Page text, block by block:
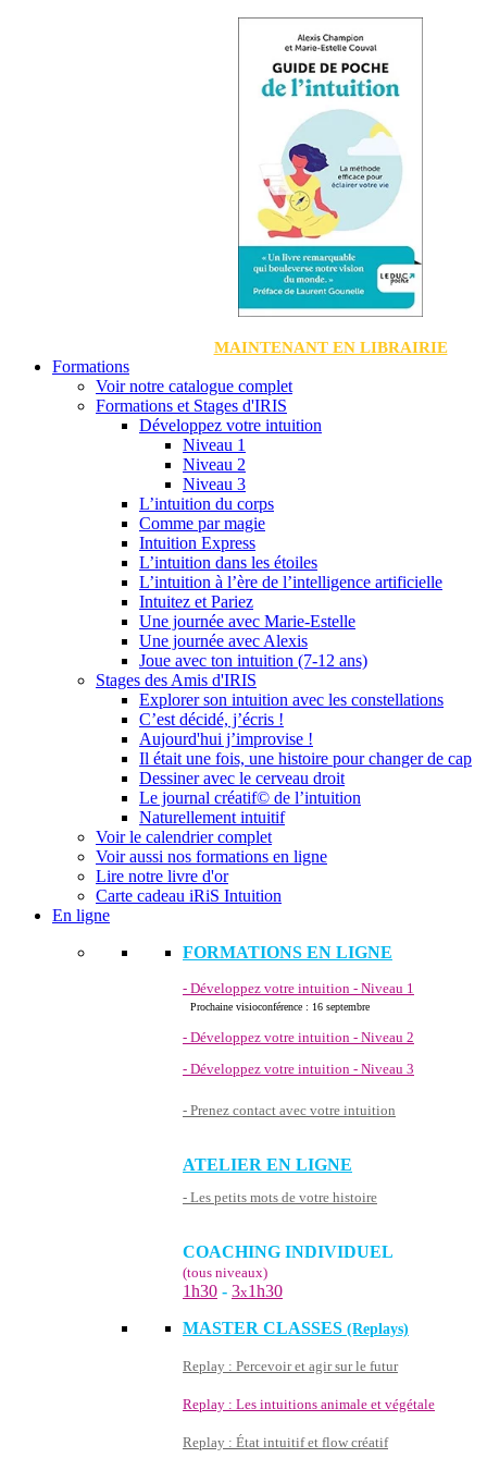
MAINTENANT EN LIBRAIRIE
Formations
Voir notre catalogue complet
Formations et Stages d'IRIS
Développez votre intuition
Niveau 1
Niveau 2
Niveau 3
L’intuition du corps
Comme par magie
Intuition Express
L’intuition dans les étoiles
L’intuition à l’ère de l’intelligence artificielle
Intuitez et Pariez
Une journée avec Marie-Estelle
Une journée avec Alexis
Joue avec ton intuition (7-12 ans)
Stages des Amis d'IRIS
Explorer son intuition avec les constellations
C’est décidé, j’écris !
Aujourd'hui j’improvise !
Il était une fois, une histoire pour changer de cap
Dessiner avec le cerveau droit
Le journal créatif© de l’intuition
Naturellement intuitif
Voir le calendrier complet
Voir aussi nos formations en ligne
Lire notre livre d'or
Carte cadeau iRiS Intuition
En ligne
FORMATIONS EN LIGNE
- Développez votre intuition - Niveau 1
Prochaine visioconférence : 16 septembre
- Développez votre intuition - Niveau 2
- Développez votre intuition - Niveau 3
- Prenez contact avec votre intuition
ATELIER EN LIGNE
- Les petits mots de votre histoire
COACHING INDIVIDUEL
(tous niveaux)
1h30 - 3x1h30
MASTER CLASSES (Replays)
Replay : Percevoir et agir sur le futur
Replay : Les intuitions animale et végétale
Replay : État intuitif et flow créatif